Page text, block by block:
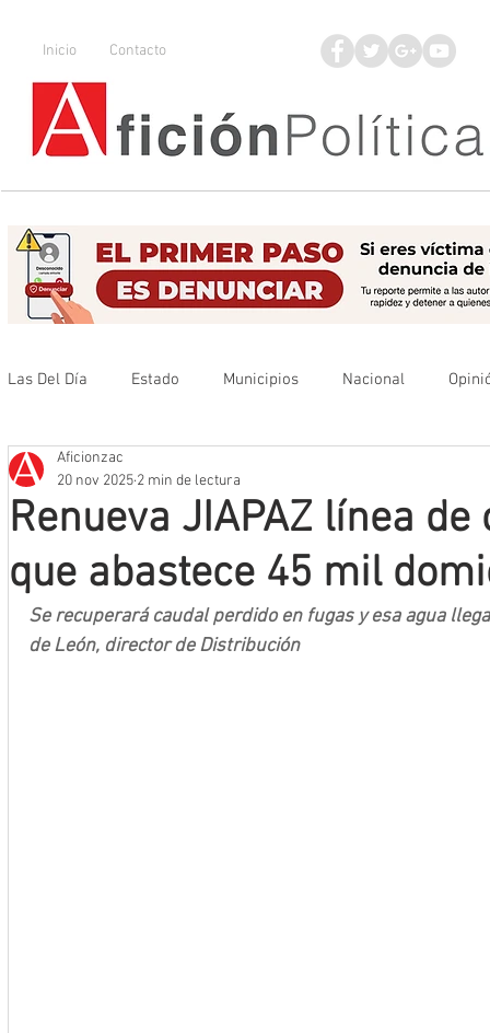
Inicio Contacto
Las Del Día Estado Municipios Nacional
Que no se olvide
Mineros LNBP
Renueva JIAPAZ línea
que abastece 45 mil
Aficionzac
20 nov 2025 2 min de lectura
Se recuperará caudal perdido en fugas y esa agua
de León, director de Distribución